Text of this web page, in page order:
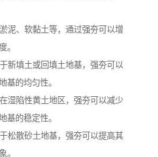
泥、软黏土等，通过强夯可以增
。
新填土或回填土地基，强夯可以
基的均匀性。
湿陷性黄土地区，强夯可以减少
基的稳定性。
松散砂土地基，强夯可以提高其
。